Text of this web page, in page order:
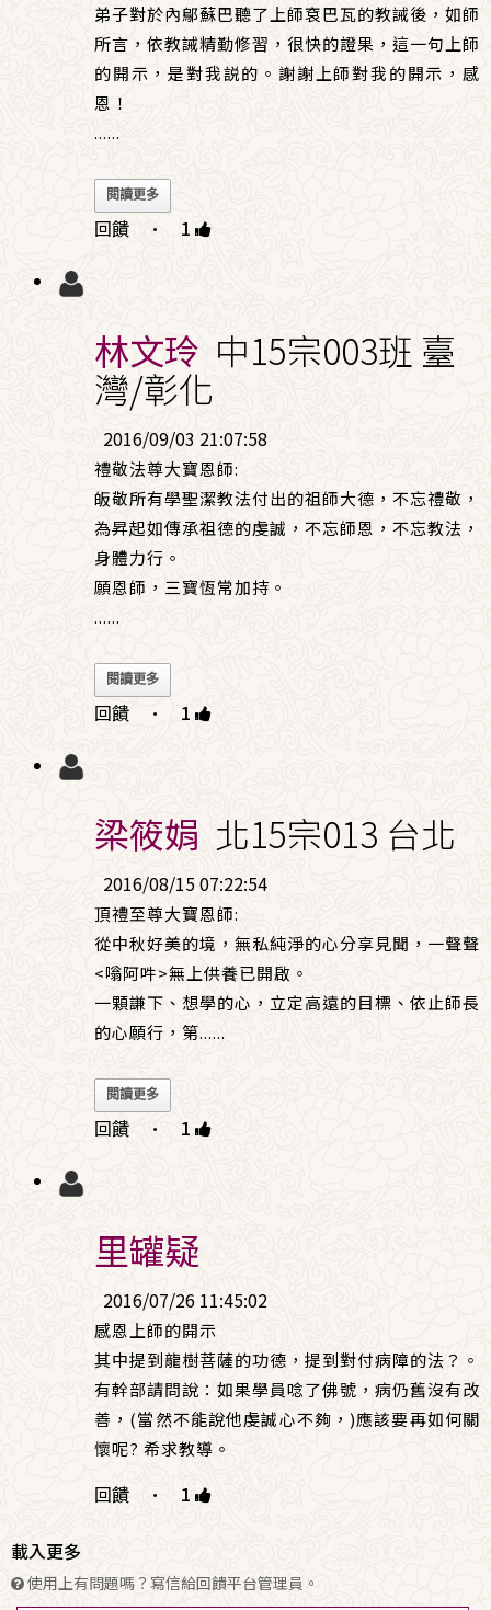
弟子對於內鄔蘇巴聽了上師袞巴瓦的教誡後，如師
所言，依教誡精勤修習，很快的證果，這一句上師
的開示，是對我説的。謝謝上師對我的開示，感
恩！
......
閱讀更多
回饋 · 1
林文玲 中15宗003班 臺
灣/彰化
2016/09/03 21:07:58
禮敬法尊大寶恩師:
皈敬所有學聖潔教法付出的祖師大德，不忘禮敬，
為昇起如傳承祖德的虔誠，不忘師恩，不忘教法，
身體力行。
願恩師，三寶恆常加持。
......
閱讀更多
回饋 · 1
梁筱娟 北15宗013 台北
2016/08/15 07:22:54
頂禮至尊大寶恩師:
從中秋好美的境，無私純淨的心分享見聞，一聲聲
<嗡阿吽>無上供養已開啟。
一顆謙下、想學的心，立定高遠的目標、依止師長
的心願行，第......
閱讀更多
回饋 · 1
里罐疑
2016/07/26 11:45:02
感恩上師的開示
其中提到龍樹菩薩的功德，提到對付病障的法？。
有幹部請問說：如果學員唸了佛號，病仍舊沒有改
善，(當然不能說他虔誠心不夠，)應該要再如何關
懷呢? 希求教導。
回饋 · 1
載入更多
使用上有問題嗎？寫信給回饋平台管理員。